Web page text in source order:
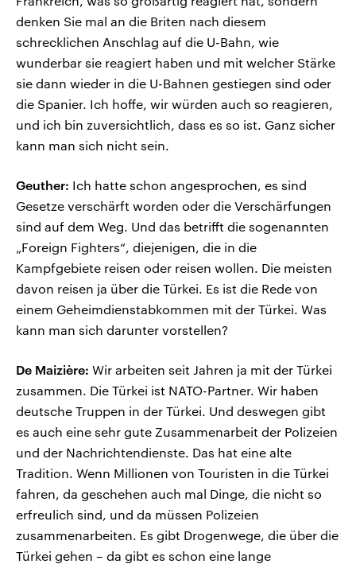
denken Sie mal an die Briten nach diesem
schrecklichen Anschlag auf die U-Bahn, wie
wunderbar sie reagiert haben und mit welcher Stärke
sie dann wieder in die U-Bahnen gestiegen sind oder
die Spanier. Ich hoffe, wir würden auch so reagieren,
und ich bin zuversichtlich, dass es so ist. Ganz sicher
kann man sich nicht sein.
Geuther: Ich hatte schon angesprochen, es sind
Gesetze verschärft worden oder die Verschärfungen
sind auf dem Weg. Und das betrifft die sogenannten
„Foreign Fighters“, diejenigen, die in die
Kampfgebiete reisen oder reisen wollen. Die meisten
davon reisen ja über die Türkei. Es ist die Rede von
einem Geheimdienstabkommen mit der Türkei. Was
kann man sich darunter vorstellen?
De Maizière: Wir arbeiten seit Jahren ja mit der Türkei
zusammen. Die Türkei ist NATO-Partner. Wir haben
deutsche Truppen in der Türkei. Und deswegen gibt
es auch eine sehr gute Zusammenarbeit der Polizeien
und der Nachrichtendienste. Das hat eine alte
Tradition. Wenn Millionen von Touristen in die Türkei
fahren, da geschehen auch mal Dinge, die nicht so
erfreulich sind, und da müssen Polizeien
zusammenarbeiten. Es gibt Drogenwege, die über die
Türkei gehen – da gibt es schon eine lange